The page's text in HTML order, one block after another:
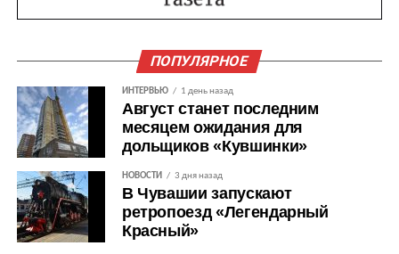
ПОПУЛЯРНОЕ
ИНТЕРВЬЮ 1 день назад
Август станет последним
месяцем ожидания для
дольщиков «Кувшинки»
НОВОСТИ 3 дня назад
В Чувашии запускают
ретропоезд «Легендарный
Красный»